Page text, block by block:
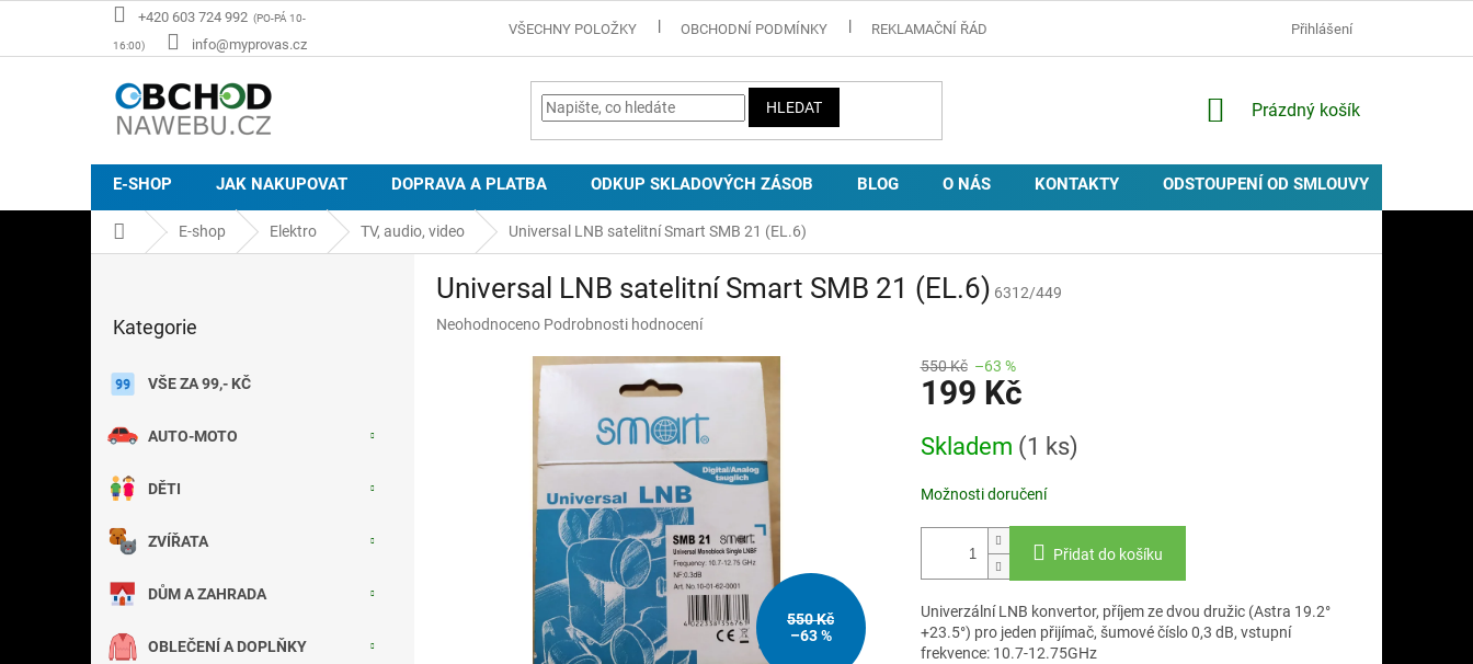
+420 603 724 992
info@myprovas.cz
VŠECHNY POLOŽKY OBCHODNÍ PODMÍNKY REKLAMAČNÍ ŘÁD ZÁSADY POUŽÍVÁNÍ COOKIES
Přihlášení
HLEDAT
NÁKUPNÍ
Prázdný košík
E-SHOP JAK NAKUPOVAT DOPRAVA A PLATBA ODKUP SKLADOVÝCH ZÁSOB BLOG O NÁS KONTAKTY ODSTOUPENÍ OD SMLOUVY
Domů E-shop Elektro TV, audio, video Universal LNB satelitní Smart SMB 21 (EL.6)
kategorie
Kategorie
VŠE ZA 99,- KČ
AUTO-MOTO
DĚTI
ZVÍŘATA
DŮM A ZAHRADA
OBLEČENÍ A DOPLŇKY
Universal LNB satelitní Smart SMB 21 (EL.6) 6312/449
Průměrné
Neohodnoceno Podrobnosti hodnocení
550 Kč
–63 %
550 Kč –63 %
199 Kč
cena:
Skladem (1 ks)
Možnosti doručení
Přidat do košíku
Univerzální LNB konvertor, příjem ze dvou družic (Astra 19.2°
+23.5°) pro jeden přijímač, šumové číslo 0,3 dB, vstupní
frekvence: 10.7-12.75GHz